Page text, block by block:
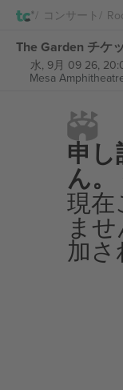
コンサート
The Garden チケ
水, 9月 09 26,
Mesa
申
ん。
現在
ま
加さ